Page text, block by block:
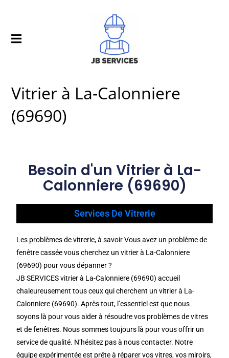
Vitrier à La-Calonniere
(69690)
Besoin d'un Vitrier à La-
Calonniere (69690)
Services De Vitrerie
Les problèmes de vitrerie, à savoir Vous avez un problème de
fenêtre cassée vous cherchez un vitrier à La-Calonniere
(69690) pour vous dépanner ?
JB SERVICES vitrier à La-Calonniere (69690) accueil
chaleureusement tous ceux qui cherchent un vitrier à La-
Calonniere (69690). Après tout, l’essentiel est que nous
soyons là pour vous aider à résoudre vos problèmes de vitres
et de fenêtres. Nous sommes toujours là pour vous offrir un
service de qualité. N’hésitez pas à nous contacter. Notre
équipe expérimentée est prête à réparer vos vitres, vos miroirs,